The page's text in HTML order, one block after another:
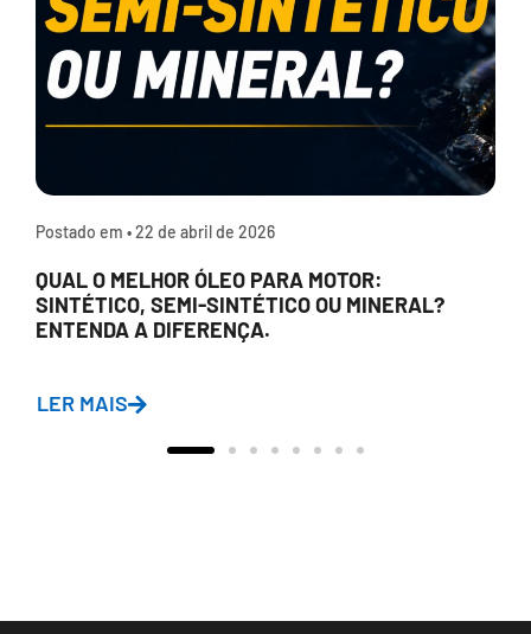
Postado em •22 de abril de 2026
QUAL O MELHOR ÓLEO PARA MOTOR:
SINTÉTICO, SEMI-SINTÉTICO OU MINERAL?
ENTENDA A DIFERENÇA.
LER MAIS